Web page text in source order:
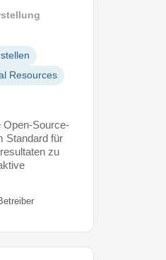
Resources
Open-Source-
Standard für
zu